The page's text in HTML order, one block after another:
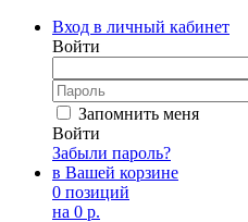
Вход в личный кабинет
Войти
Запомнить меня
Войти
Забыли пароль?
в Вашей корзине
0 позиций
на 0 р.